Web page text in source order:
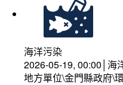
海洋污染
2026-05-19, 00:00│海
地方單位\金門縣政府\